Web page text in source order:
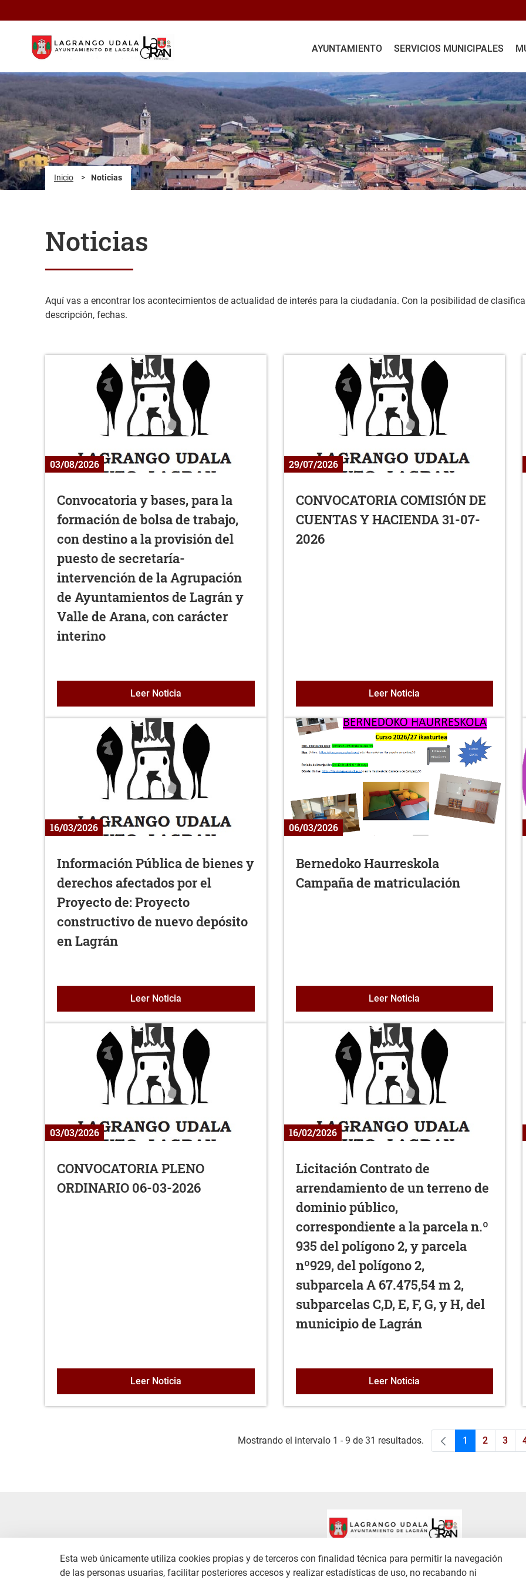
AYUNTAMIENTO SERVICIOS MUNICIPALES
Inicio > Noticias
Noticias
Aquí vas a encontrar los acontecimientos de actualidad de interés para la ciudadanía. Con la posibilidad de
descripción, fechas.
03/08/2026
Convocatoria y bases, para la
formación de bolsa de trabajo,
con destino a la provisión del
puesto de secretaría-
intervención de la Agrupación
de Ayuntamientos de Lagrán y
Valle de Arana, con carácter
interino
Leer NoticiaConvocatoria y bases, para la formación de bolsa de trabajo, con destino a la
29/07/2026
CONVOCATORIA COMISIÓN DE
CUENTAS Y HACIENDA 31-07-
2026
Leer Noticia CONVOCATORIA
16/03/2026
Información Pública de bienes y
derechos afectados por el
Proyecto de: Proyecto
constructivo de nuevo depósito
en Lagrán
Leer NoticiaInformación Pública de bienes y derechos afectados por el Proyecto de:
06/03/2026
Bernedoko Haurreskola
Campaña de matriculación
Leer Noticia Bernedoko
03/03/2026
CONVOCATORIA PLENO
ORDINARIO 06-03-2026
Leer NoticiaCONVOCATORIA PLENO ORDINARIO 06-03-2026
16/02/2026
Licitación Contrato de
arrendamiento de un terreno de
dominio público,
correspondiente a la parcela n.º
935 del polígono 2, y parcela
nº929, del polígono 2,
subparcela A 67.475,54 m 2,
subparcelas C,D, E, F, G, y H, del
municipio de Lagrán
Leer Noticia Licitación Contrato de
Mostrando el intervalo 1 - 9 de 31 resultados. Página
1 Página
2 3
CONTACTO AVISO LEGAL COOKIES POLÍTICA DE PRIVACIDAD
Esta web únicamente utiliza cookies propias y de terceros con finalidad técnica para permitir la navegación
de las personas usuarias, facilitar posteriores accesos y realizar estadísticas de uso, no recabando ni